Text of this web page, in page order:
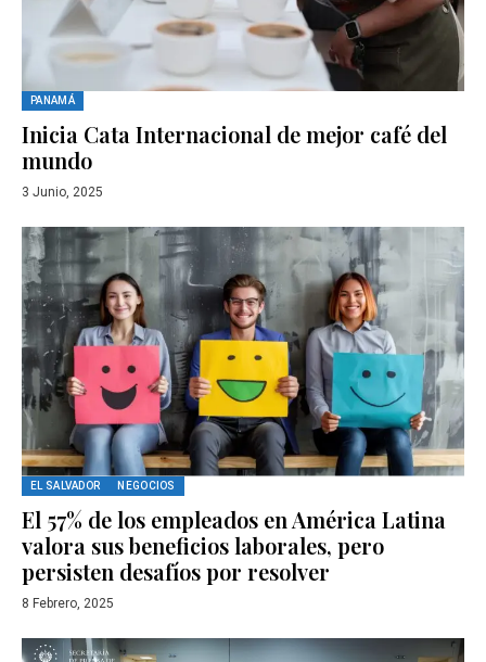
PANAMÁ
Inicia Cata Internacional de mejor café del
mundo
3 Junio, 2025
EL SALVADOR NEGOCIOS
El 57% de los empleados en América Latina
valora sus beneficios laborales, pero
persisten desafíos por resolver
8 Febrero, 2025